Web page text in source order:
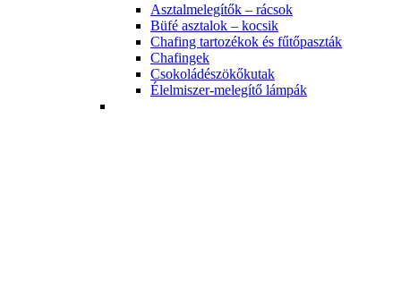
Asztalmelegítők – rácsok
Büfé asztalok – kocsik
Chafing tartozékok és fűtőpaszták
Chafingek
Csokoládészökőkutak
Élelmiszer-melegítő lámpák